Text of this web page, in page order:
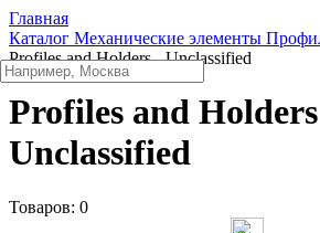
Главная
Каталог Механические элементы
Profiles and Holders - Unclassified
Profiles and
Unclassified
Товаров: 0